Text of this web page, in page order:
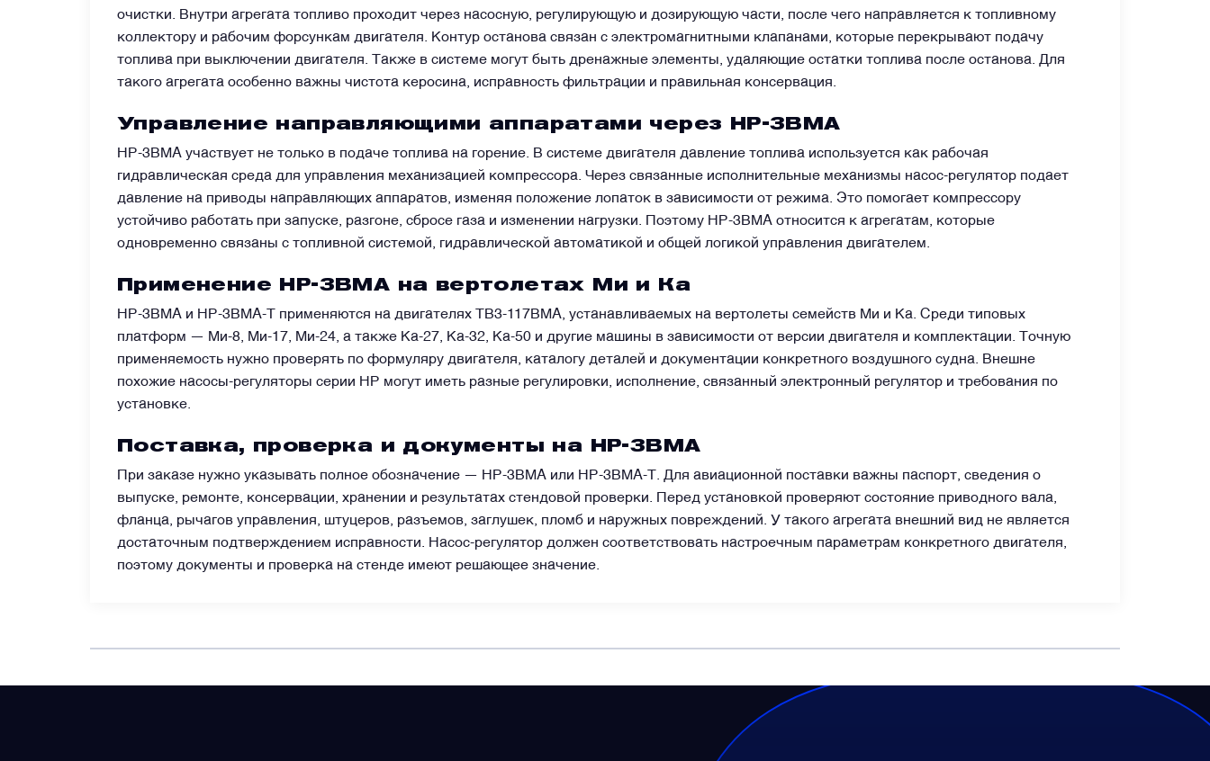
очистки. Внутри агрегата топливо проходит через насосную, регулирующую и дозирующую части, после чего направляется к топливному
коллектору и рабочим форсункам двигателя. Контур останова связан с электромагнитными клапанами, которые перекрывают подачу
топлива при выключении двигателя. Также в системе могут быть дренажные элементы, удаляющие остатки топлива после останова. Для
такого агрегата особенно важны чистота керосина, исправность фильтрации и правильная консервация.
Управление направляющими аппаратами через НР-3ВМА
НР-3ВМА участвует не только в подаче топлива на горение. В системе двигателя давление топлива используется как рабочая
гидравлическая среда для управления механизацией компрессора. Через связанные исполнительные механизмы насос-регулятор подает
давление на приводы направляющих аппаратов, изменяя положение лопаток в зависимости от режима. Это помогает компрессору
устойчиво работать при запуске, разгоне, сбросе газа и изменении нагрузки. Поэтому НР-3ВМА относится к агрегатам, которые
одновременно связаны с топливной системой, гидравлической автоматикой и общей логикой управления двигателем.
Применение НР-3ВМА на вертолетах Ми и Ка
НР-3ВМА и НР-3ВМА-Т применяются на двигателях ТВ3-117ВМА, устанавливаемых на вертолеты семейств Ми и Ка. Среди типовых
платформ — Ми-8, Ми-17, Ми-24, а также Ка-27, Ка-32, Ка-50 и другие машины в зависимости от версии двигателя и комплектации. Точную
применяемость нужно проверять по формуляру двигателя, каталогу деталей и документации конкретного воздушного судна. Внешне
похожие насосы-регуляторы серии НР могут иметь разные регулировки, исполнение, связанный электронный регулятор и требования по
установке.
Поставка, проверка и документы на НР-3ВМА
При заказе нужно указывать полное обозначение — НР-3ВМА или НР-3ВМА-Т. Для авиационной поставки важны паспорт, сведения о
выпуске, ремонте, консервации, хранении и результатах стендовой проверки. Перед установкой проверяют состояние приводного вала,
фланца, рычагов управления, штуцеров, разъемов, заглушек, пломб и наружных повреждений. У такого агрегата внешний вид не является
достаточным подтверждением исправности. Насос-регулятор должен соответствовать настроечным параметрам конкретного двигателя,
поэтому документы и проверка на стенде имеют решающее значение.
WhatsApp Telegram Facebook Email
Электромеханизмы и приводы